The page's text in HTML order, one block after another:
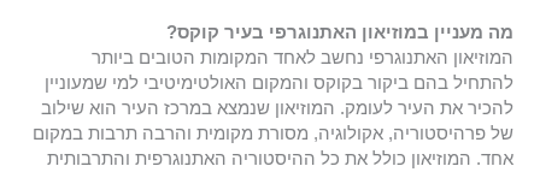
מה מעניין במוזיאון האתנוגרפי בעיר קוקס?
המוזיאון האתנוגרפי נחשב לאחד המקומות הטובים ביותר
להתחיל בהם ביקור בקוקס והמקום האולטימיטיבי למי שמעוניין
להכיר את העיר לעומק. המוזיאון שנמצא במרכז העיר הוא שילוב
של פרהיסטוריה, אקולוגיה, מסורת מקומית והרבה תרבות במקום
אחד. המוזיאון כולל את כל ההיסטוריה האתנוגרפית והתרבותית